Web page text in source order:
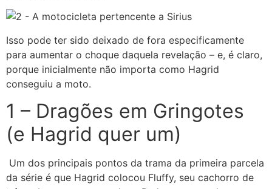
Isso pode ter sido deixado de fora especificamente
para aumentar o choque daquela revelação – e, é claro,
porque inicialmente não importa como Hagrid
conseguiu a moto.
1 – Dragões em Gringotes
(e Hagrid quer um)
Um dos principais pontos da trama da primeira parcela
da série é que Hagrid colocou Fluffy, seu cachorro de